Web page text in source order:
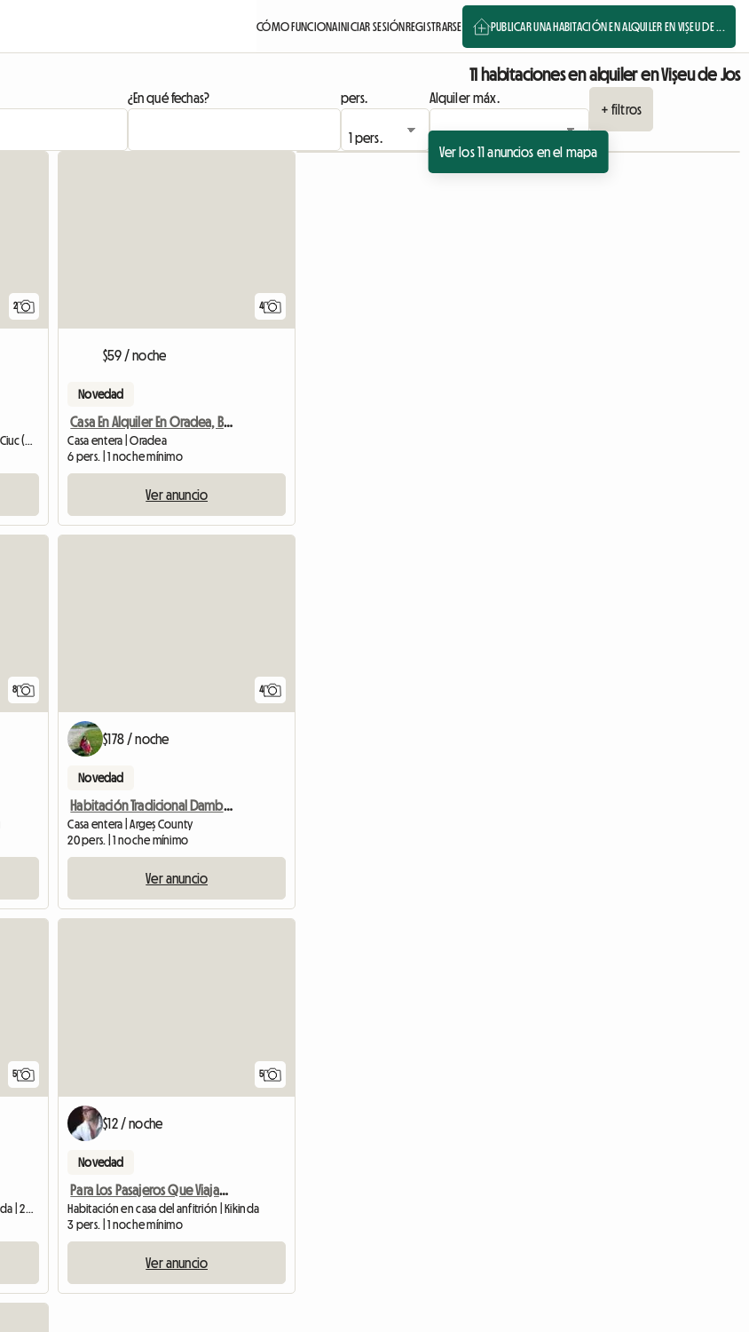
CÓMO FUNCIONAINICIAR SESIÓNREGISTRARSE PUBLICAR UNA HABITACIÓN EN ALQUILER EN VIȘEU DE ...
11 habitaciones en alquiler en Vișeu de Jos
¿En qué fechas? pers.
Alquiler máx.
+ filtros
Ver los 11 anuncios en el mapa
2
Habitación de huéspedes | Miercurea Ciuc (530203)
4
$59 / noche
Novedad
Casa En Alquiler En Oradea, Baile Felix
Casa entera | Oradea
6 pers. | 1 noche mínimo
Ver anuncio
8 4
$178 / noche
Novedad
Habitación Tradicional Dambovicioara DRA
Casa entera | Argeș County
20 pers. | 1 noche mínimo
Ver anuncio
5 5
$12 / noche
Novedad
Para Los Pasajeros Que Viajan A Kikinda
Habitación en casa del anfitrión | Kikinda
3 pers. | 1 noche mínimo
Ver anuncio